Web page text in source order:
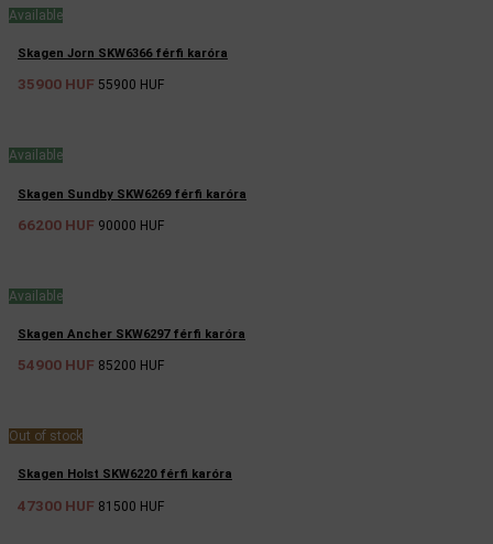
Available
Skagen Jorn SKW6366 férfi karóra
35900 HUF 55900 HUF
Available
Skagen Sundby SKW6269 férfi karóra
66200 HUF 90000 HUF
Available
Skagen Ancher SKW6297 férfi karóra
54900 HUF 85200 HUF
Out of stock
Skagen Holst SKW6220 férfi karóra
47300 HUF 81500 HUF